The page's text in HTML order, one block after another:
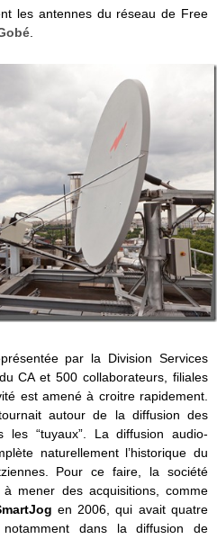
les antennes du réseau de Free
.
par la Division Services
CA et 500 collaborateurs, filiales
est amené à croitre rapidement.
autour de la diffusion des
les “tuyaux”. La diffusion audio-
naturellement l’historique du
Pour ce faire, la société
mener des acquisitions, comme
en 2006, qui avait quatre
dans la diffusion de